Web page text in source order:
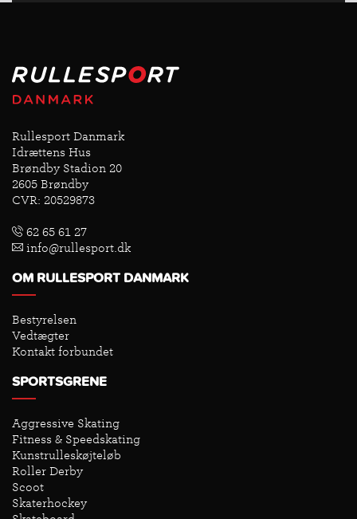
Rullesport Danmark
Idrættens Hus
Brøndby Stadion 20
2605 Brøndby
CVR: 20529873
62 65 61 27
info@rullesport.dk
OM RULLESPORT DANMARK
Bestyrelsen
Vedtægter
Kontakt forbundet
SPORTSGRENE
Aggressive Skating
Fitness & Speedskating
Kunstrulleskøjteløb
Roller Derby
Scoot
Skaterhockey